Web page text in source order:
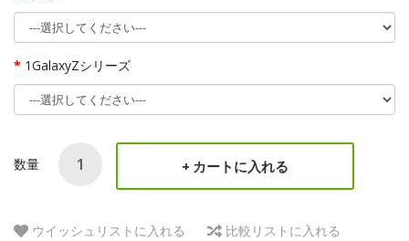
1GalaxyZシリーズ
数量 カートに入れる
ウイッシュリストに入れる 比較リストに入れる